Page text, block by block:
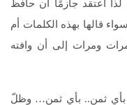
اعتقد جازمًا أن حافظ
قالها بهذه الكلمات أم
ومرات إلى أن وافته
بأي ثمن.. بأي ثمن… وظلّ